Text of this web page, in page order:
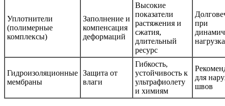
Уплотнители
(полимерные
комплексы)
Заполнение и
компенсация
деформаций
Высокие
показатели
растяжения и
сжатия,
длительный
ресурс
при
Гидроизоляционные
мембраны
Защита от
влаги
Гибкость,
устойчивость к
ультрафиолету
и химиям
для
швов